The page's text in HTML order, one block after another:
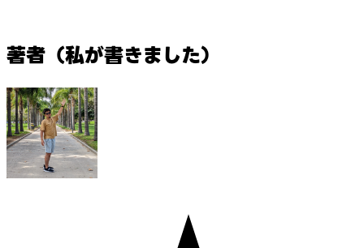
著者（私が書きました）